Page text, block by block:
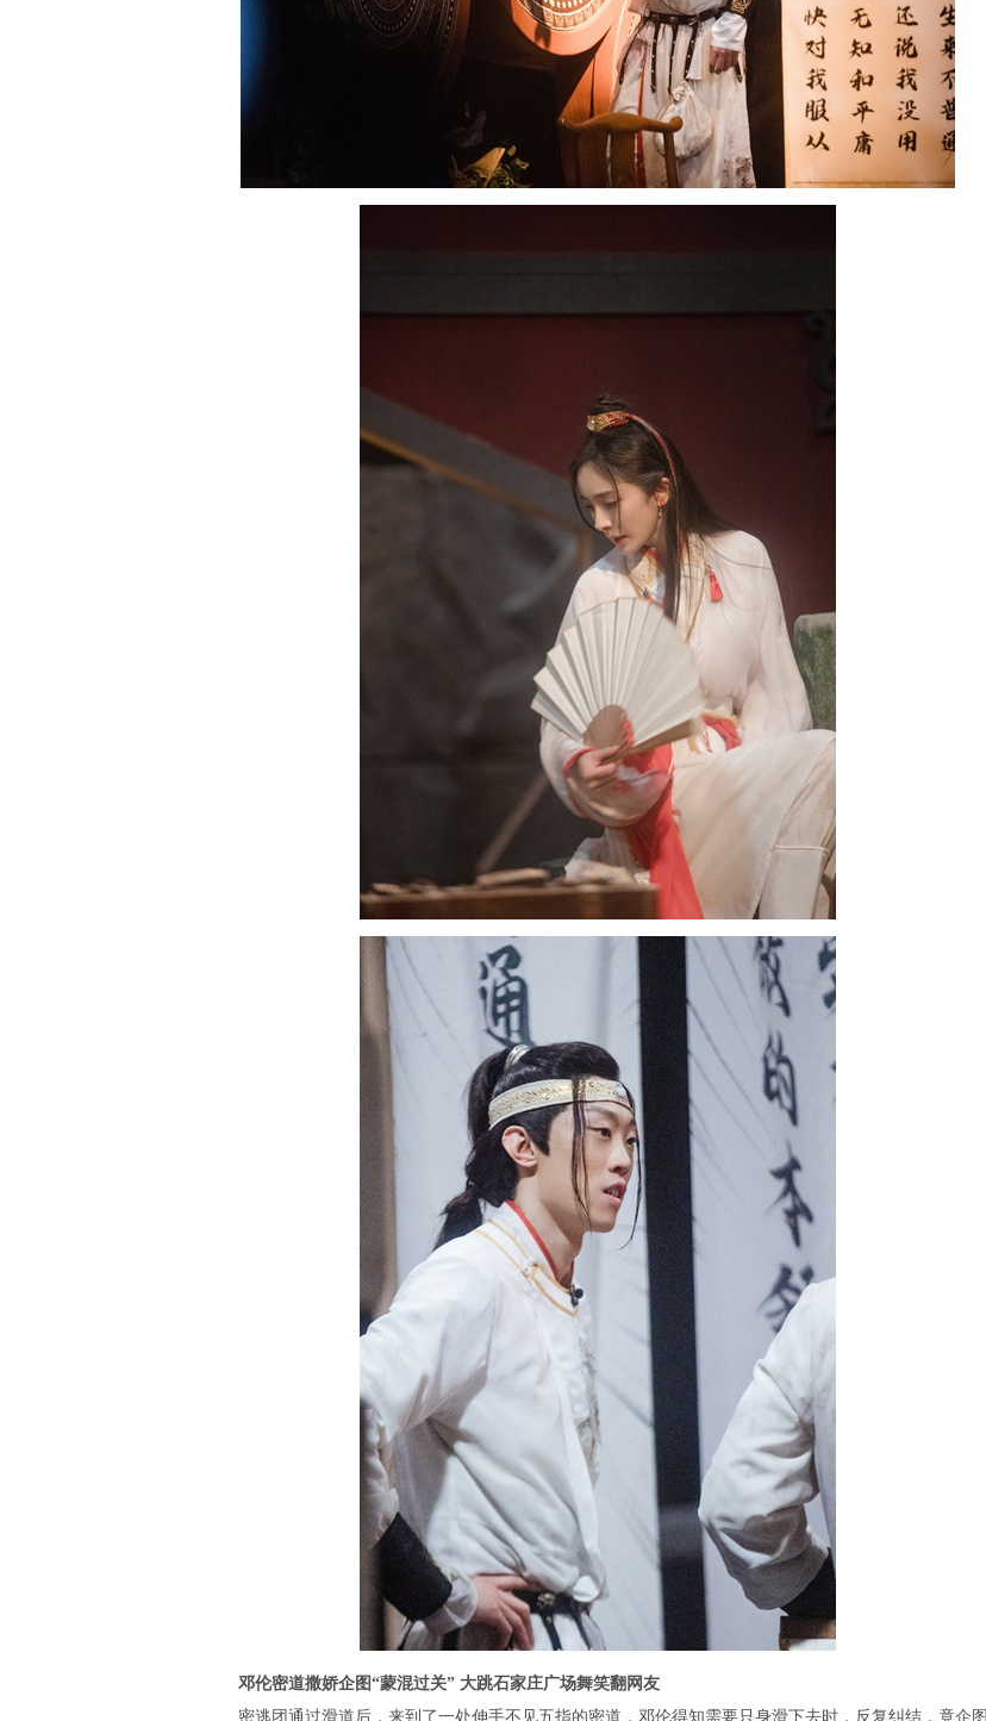
邓伦密道撒娇企图“蒙混过关” 大跳石家庄广场舞笑翻网友
密逃团通过滑道后，来到了一处伸手不见五指的密道，邓伦得知需要只身滑下去时，反复纠结，竟企图